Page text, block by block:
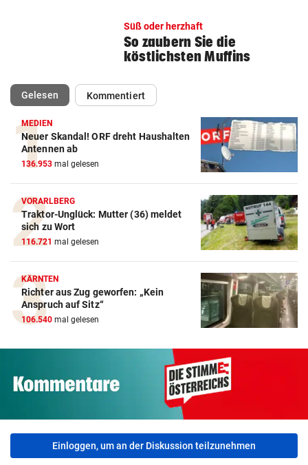
Süß oder herzhaft
So zaubern Sie die
köstlichsten Muffins
Gelesen(ausgewählt)Kommentiert
MEDIEN
Neuer Skandal! ORF dreht Haushalten
Antennen ab
136.953 mal gelesen
VORARLBERG
Traktor-Unglück: Mutter (36) meldet
sich zu Wort
116.721 mal gelesen
KÄRNTEN
Richter aus Zug geworfen: „Kein
Anspruch auf Sitz“
106.540 mal gelesen
Einloggen, um an der Diskussion teilzunehmen